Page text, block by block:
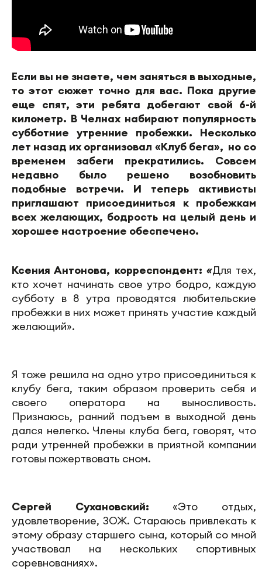
Если вы не знаете, чем заняться в выходные,
то этот сюжет точно для вас. Пока другие
еще спят, эти ребята добегают свой 6-й
километр. В Челнах набирают популярность
субботние утренние пробежки. Несколько
лет назад их организовал «Клуб бега», но со
временем забеги прекратились. Совсем
недавно было решено возобновить
подобные встречи. И теперь активисты
приглашают присоединиться к пробежкам
всех желающих, бодрость на целый день и
хорошее настроение обеспечено.
Ксения Антонова, корреспондент: «Для тех,
кто хочет начинать свое утро бодро, каждую
субботу в 8 утра проводятся любительские
пробежки в них может принять участие каждый
желающий».
Я тоже решила на одно утро присоединиться к
клубу бега, таким образом проверить себя и
своего оператора на выносливость.
Признаюсь, ранний подъем в выходной день
дался нелегко. Члены клуба бега, говорят, что
ради утренней пробежки в приятной компании
готовы пожертвовать сном.
Сергей Сухановский: «Это отдых,
удовлетворение, ЗОЖ. Стараюсь привлекать к
этому образу старшего сына, который со мной
участвовал на нескольких спортивных
соревнованиях».